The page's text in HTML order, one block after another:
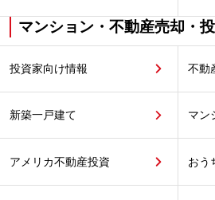
マンション・不動産売却・
投資家向け情報 不動
新築一戸建て マン
アメリカ不動産投資 おう